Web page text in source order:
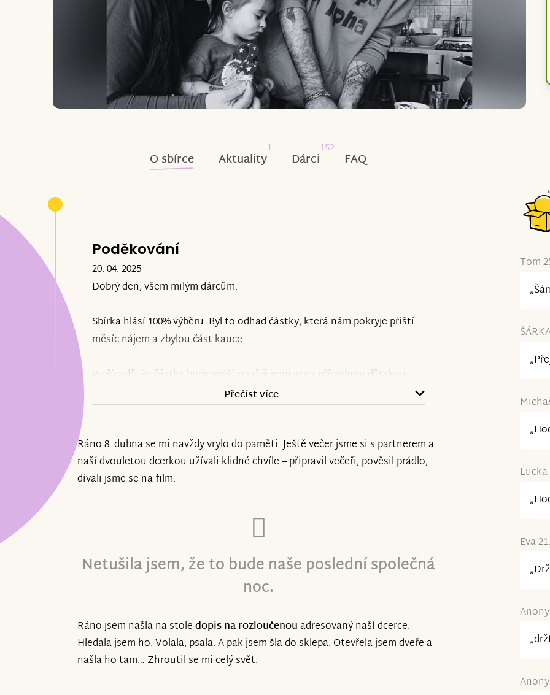
O sbírce Aktuality
1
Dárci
152
FAQ
Poděkování
20. 04. 2025
Dobrý den, všem milým dárcům.
Sbírka hlásí 100% výběru. Byl to odhad částky, která nám pokryje příští
měsíc nájem a zbylou část kauce.
V případě, že částka bude vyšší použiji peníze na případnou dětskou
skupinku pro Anabellku, abych si mohla najít práci aspoň na zkrácený
úvazek a tak předejít starostem s dalšími měsíci. Dále pak zřejmě pro
situace a pravděpodobně budeme muset ještě něco doplácet. Vše je
stále v řešení, jelikož můj stav bohužel není možné stabilizovat a
jednat.
S Anabellkou moc děkujeme za pomoc v téhle těžké chvíli, která nás
bude provázet ještě hodně dlouho, nejen po materiální stránce, ale
Přečíst více
Ráno 8. dubna se mi navždy vrylo do paměti. Ještě večer jsme si s partnerem a
naší dvouletou dcerkou užívali klidné chvíle – připravil večeři, pověsil prádlo,
dívali jsme se na film.
Netušila jsem, že to bude naše poslední společná
noc.
Ráno jsem našla na stoledopis na rozloučenouadresovaný naší dcerce.
Hledala jsem ho. Volala, psala. A pak jsem šla do sklepa. Otevřela jsem dveře a
našla ho tam… Zhroutil se mi celý svět.
Tom
Lucka
Eva